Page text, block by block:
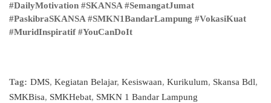
#DailyMotivation #SKANSA #SemangatJumat
#PaskibraSKANSA #SMKN1BandarLampung #VokasiKuat
#MuridInspiratif #YouCanDoIt
Tag: DMS, Kegiatan Belajar, Kesiswaan, Kurikulum, Skansa Bdl,
SMKBisa, SMKHebat, SMKN 1 Bandar Lampung